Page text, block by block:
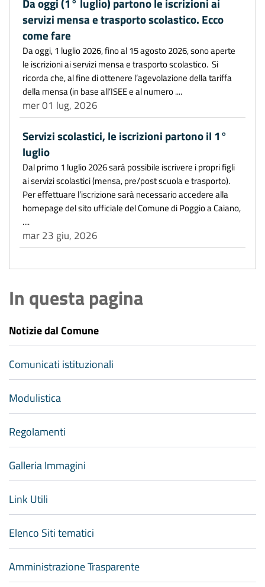
servizi mensa e trasporto scolastico. Ecco
come fare
Da oggi, 1 luglio 2026, fino al 15 agosto 2026, sono aperte
le iscrizioni ai servizi mensa e trasporto scolastico. Si
ricorda che, al fine di ottenere l’agevolazione della tariffa
della mensa (in base all’ISEE e al numero ....
mer 01 lug, 2026
Servizi scolastici, le iscrizioni partono il 1°
luglio
Dal primo 1 luglio 2026 sarà possibile iscrivere i propri figli
ai servizi scolastici (mensa, pre/post scuola e trasporto).
Per effettuare l’iscrizione sarà necessario accedere alla
homepage del sito ufficiale del Comune di Poggio a Caiano,
....
mar 23 giu, 2026
In questa pagina
Notizie dal Comune
Comunicati istituzionali
Modulistica
Regolamenti
Galleria Immagini
Link Utili
Elenco Siti tematici
Amministrazione Trasparente